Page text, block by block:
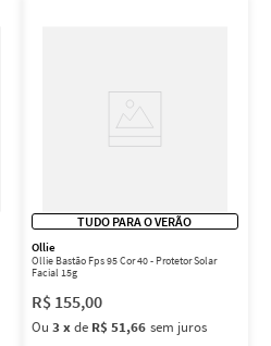
TUDO PARA O VERÃO
Ollie
Ollie Bastão Fps 95 Cor 40 - Protetor Solar
Facial 15g
R$ 155,00
Ou 3 xde R$ 51,66 sem juros